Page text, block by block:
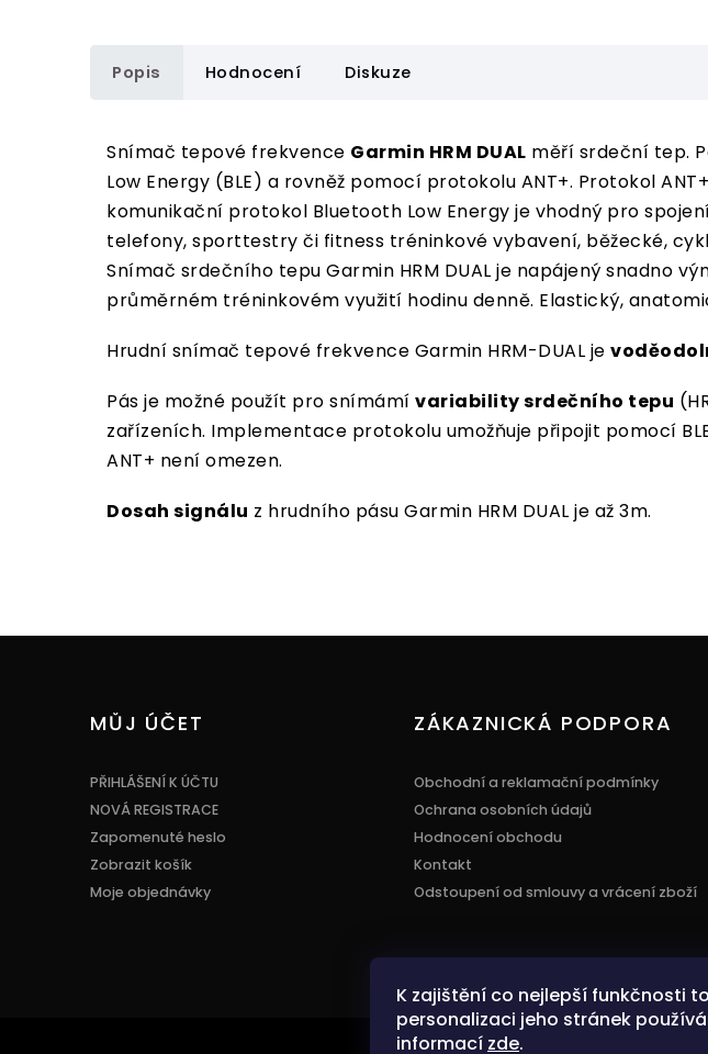
K zajištění co nejlepší funkčnosti
personalizaci jeho stránek
informací zde.
Popis Hodnocení Diskuze
Snímač tepové frekvence Garmin HRM DUAL měří srdeční tep.
Low Energy (BLE) a rovněž pomocí protokolu ANT+. Protokol
komunikační protokol Bluetooth Low Energy je vhodný pro
telefony, sporttestry či fitness tréninkové vybavení, běžecké,
Snímač srdečního tepu Garmin HRM DUAL je napájený snadno
průměrném tréninkovém využití hodinu denně. Elastický,
Hrudní snímač tepové frekvence Garmin HRM-DUAL je
Pás je možné použít pro snímámí variability srdečního tepu
zařízeních. Implementace protokolu umožňuje připojit pomocí
ANT+ není omezen.
Dosah signálu z hrudního pásu Garmin HRM DUAL je až 3m.
MŮJ ÚČET
PŘIHLÁŠENÍ K ÚČTU
NOVÁ REGISTRACE
Zapomenuté heslo
Zobrazit košík
Moje objednávky
ZÁKAZNICKÁ PODPORA
Obchodní a reklamační podmínky
Ochrana osobních údajů
Hodnocení obchodu
Kontakt
Odstoupení od smlouvy a vrácení zboží